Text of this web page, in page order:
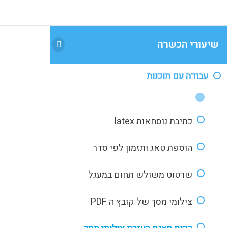
שיעורי הכשרה
עבודה עם תוכנות
כתיבת נוסחאות latex
הוספת טאג ותזמון לפי סדר
שרטוט משולש תחום במעגל
צילומי מסך של קובץ ה PDF